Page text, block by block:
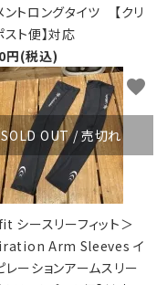
ントロングタイツ 【クリ
スト便】対応
円(税込)
SOLD OUT / 売切れ
シースリーフィット＞
Arm Sleeves イ
レーションアームスリー
favorite